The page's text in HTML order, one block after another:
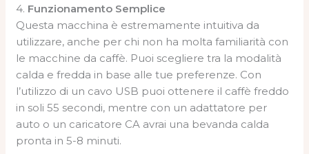
4. Funzionamento Semplice
Questa macchina è estremamente intuitiva da
utilizzare, anche per chi non ha molta familiarità con
le macchine da caffè. Puoi scegliere tra la modalità
calda e fredda in base alle tue preferenze. Con
l’utilizzo di un cavo USB puoi ottenere il caffè freddo
in soli 55 secondi, mentre con un adattatore per
auto o un caricatore CA avrai una bevanda calda
pronta in 5-8 minuti.